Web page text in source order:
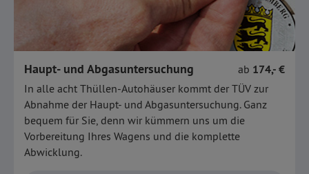
Haupt- und Abgasuntersuchung ab 174,- €
In alle acht Thüllen-Autohäuser kommt der TÜV zur
Abnahme der Haupt- und Abgasuntersuchung. Ganz
bequem für Sie, denn wir kümmern uns um die
Vorbereitung Ihres Wagens und die komplette
Abwicklung.